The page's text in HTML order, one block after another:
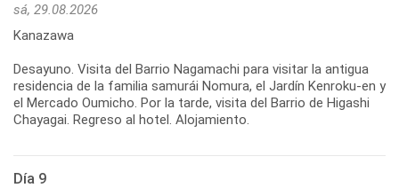
sá, 29.08.2026
Kanazawa
Desayuno. Visita del Barrio Nagamachi para visitar la antigua
residencia de la familia samurái Nomura, el Jardín Kenroku-en y
el Mercado Oumicho. Por la tarde, visita del Barrio de Higashi
Chayagai. Regreso al hotel. Alojamiento.
Día 9